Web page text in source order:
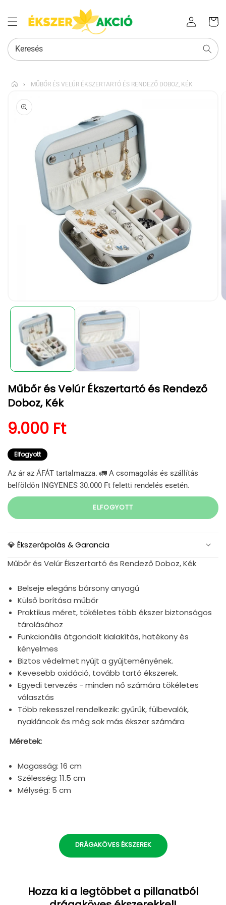
Bejelentkezés
kosara
Keresés
› MŰBŐR ÉS VELÚR ÉKSZERTARTÓ ÉS RENDEZŐ DOBOZ, KÉK
UGRÁS A
TERMÉKADATOKRA
médiafájl
megnyitása
modális
párbeszédpanelen
Műbőr és Velúr Ékszertartó és Rendező
Doboz, Kék
Normál ár
9.000 Ft
Elfogyott
Az ár az ÁFÁT tartalmazza. 🚛 A csomagolás és szállítás
belföldön INGYENES 30.000 Ft feletti rendelés esetén.
ELFOGYOTT
💎 Ékszerápolás & Garancia
Műbőr és Velúr Ékszertartó és Rendező Doboz, Kék
Belseje elegáns bársony anyagú
Külső borítása műbőr
Praktikus méret, tökéletes több ékszer biztonságos
tárolásához
Funkcionális átgondolt kialakítás, hatékony és
kényelmes
Biztos védelmet nyújt a gyűjteményének.
Kevesebb oxidáció, tovább tartó ékszerek.
Egyedi tervezés - minden nő számára tökéletes
választás
Több rekesszel rendelkezik: gyűrűk, fülbevalók,
nyakláncok és még sok más ékszer számára
Méretek:
Magasság: 16 cm
Szélesség: 11.5 cm
Mélység: 5 cm
DRÁGAKÖVES ÉKSZEREK
Hozza ki a legtöbbet a pillanatból